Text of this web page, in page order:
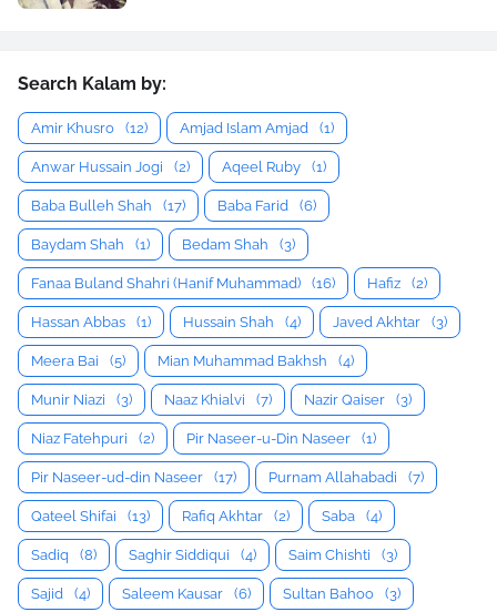
Search Kalam by:
Amir Khusro (12) Amjad Islam Amjad (1)
Anwar Hussain Jogi (2) Aqeel Ruby (1)
Baba Bulleh Shah (17) Baba Farid (6)
Baydam Shah (1) Bedam Shah (3)
Fanaa Buland Shahri (Hanif Muhammad) (16) Hafiz (2)
Hassan Abbas (1) Hussain Shah (4) Javed Akhtar (3)
Meera Bai (5) Mian Muhammad Bakhsh (4)
Munir Niazi (3) Naaz Khialvi (7) Nazir Qaiser (3)
Niaz Fatehpuri (2) Pir Naseer-u-Din Naseer (1)
Pir Naseer-ud-din Naseer (17) Purnam Allahabadi (7)
Qateel Shifai (13) Rafiq Akhtar (2) Saba (4)
Sadiq (8) Saghir Siddiqui (4) Saim Chishti (3)
Sajid (4) Saleem Kausar (6) Sultan Bahoo (3)